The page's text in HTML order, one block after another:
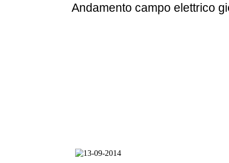
Andamento campo elettrico